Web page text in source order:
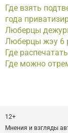
Где взять
года
Люберцы
Люберцы жэу 6
Где
Где можно
12+
Мнения и взгляды